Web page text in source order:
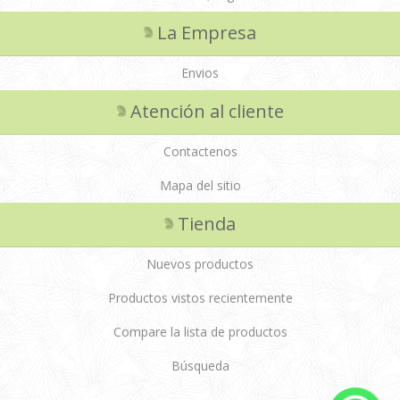
La Empresa
Envios
Atención al cliente
Contactenos
Mapa del sitio
Tienda
Nuevos productos
Productos vistos recientemente
Compare la lista de productos
Búsqueda